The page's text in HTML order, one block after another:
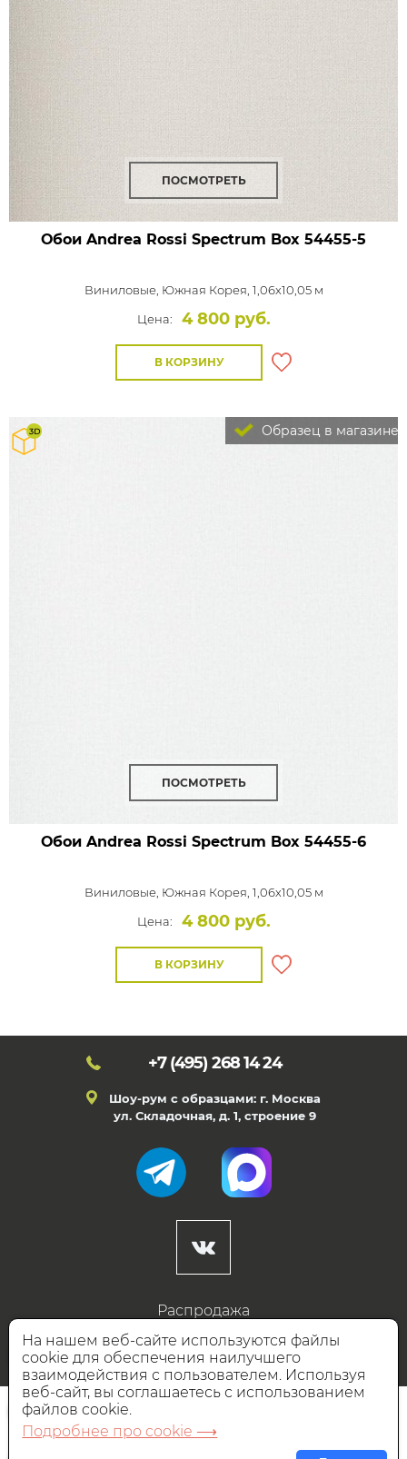
ПОСМОТРЕТЬ
Обои Andrea Rossi Spectrum Box 54455-5
Виниловые, Южная Корея, 1,06x10,05 м
Цена:
4 800 руб.
В КОРЗИНУ
Образец в магазине
ПОСМОТРЕТЬ
Обои Andrea Rossi Spectrum Box 54455-6
Виниловые, Южная Корея, 1,06x10,05 м
Цена:
4 800 руб.
В КОРЗИНУ
+7 (495) 268 14 24
Шоу-рум с образцами: г. Москва
ул. Складочная, д. 1, строение 9
Распродажа
Готовые дизайны
Дизайнерам
НАШИ ПАРТНЁРЫ
На нашем веб-сайте используются файлы
cookie для обеспечения наилучшего
взаимодействия с пользователем. Используя
веб-сайт, вы соглашаетесь с использованием
файлов cookie.
Подробнее про cookie ⟶